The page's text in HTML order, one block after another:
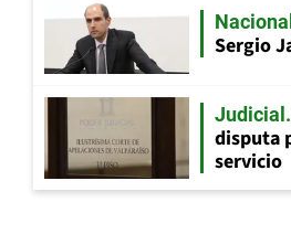
Nacional
Sergio
Judicial
disputa
servicio